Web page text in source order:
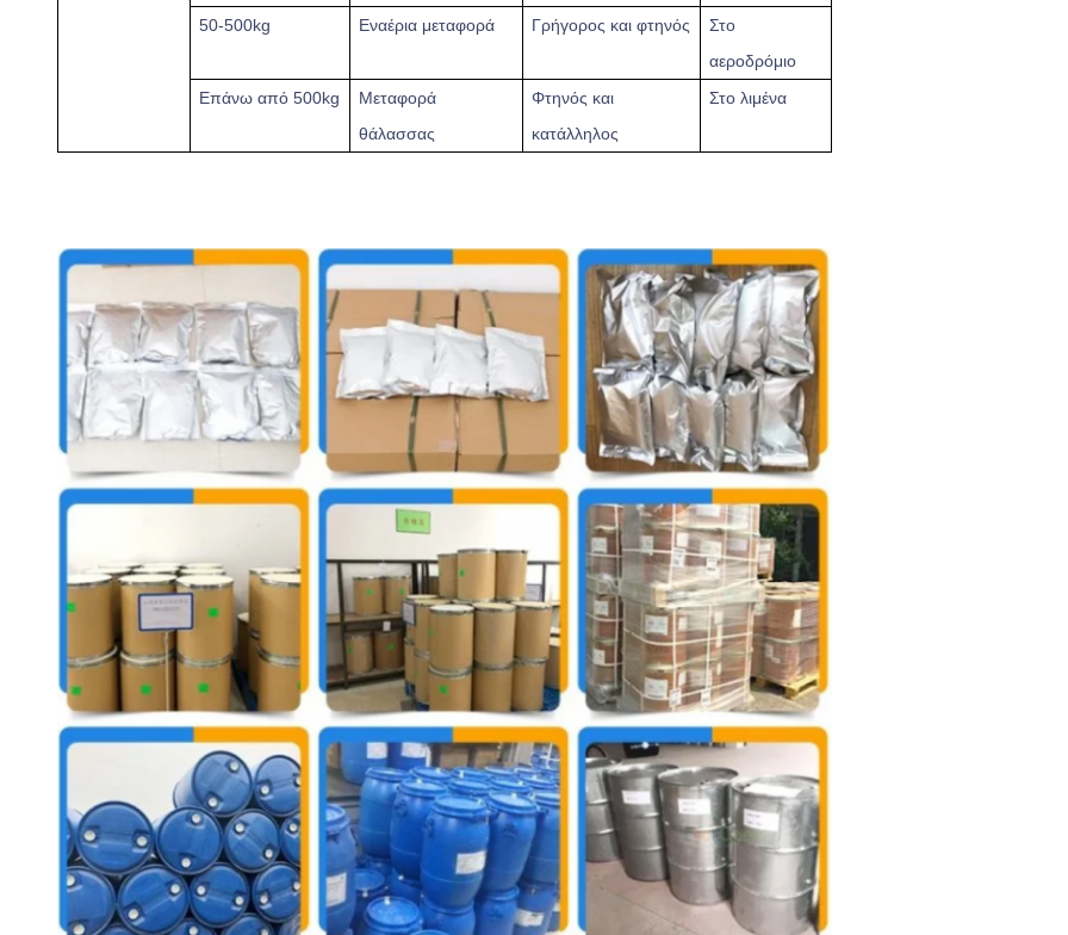
50-500kg
Εναέρια μεταφορά Γρήγορος και φτηνός
Στο
αεροδρόμιο
Επάνω από 500kg
Μεταφορά
θάλασσας
Φτηνός και
κατάλληλος
Στο λιμένα